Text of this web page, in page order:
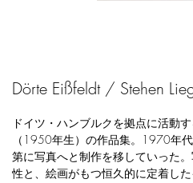
Dörte Eißfeldt / Stehen
ドイツ・ハンブルクを拠点に活動
（1950年生）の作品集。1970年
第に写真へと制作を移していった
性と、絵画がもつ恒久的に定着し